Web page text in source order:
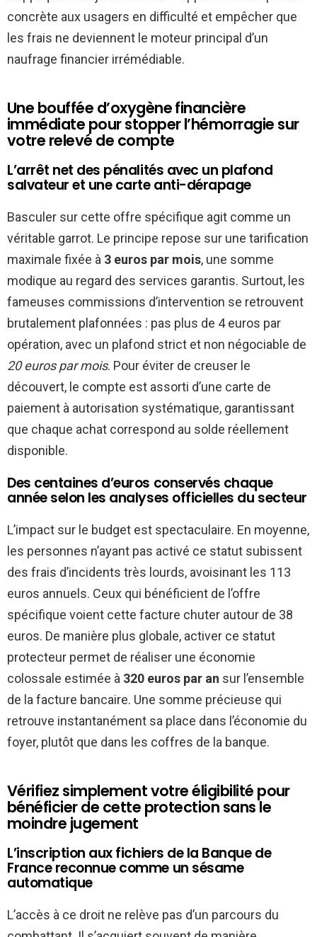
concrète aux usagers en difficulté et empêcher que
les frais ne deviennent le moteur principal d’un
naufrage financier irrémédiable.
Une bouffée d’oxygène financière
immédiate pour stopper l’hémorragie sur
votre relevé de compte
L’arrêt net des pénalités avec un plafond
salvateur et une carte anti-dérapage
Basculer sur cette offre spécifique agit comme un
véritable garrot. Le principe repose sur une tarification
maximale fixée à 3 euros par mois, une somme
modique au regard des services garantis. Surtout, les
fameuses commissions d’intervention se retrouvent
brutalement plafonnées : pas plus de 4 euros par
opération, avec un plafond strict et non négociable de
20 euros par mois. Pour éviter de creuser le
découvert, le compte est assorti d’une carte de
paiement à autorisation systématique, garantissant
que chaque achat correspond au solde réellement
disponible.
Des centaines d’euros conservés chaque
année selon les analyses officielles du secteur
L’impact sur le budget est spectaculaire. En moyenne,
les personnes n’ayant pas activé ce statut subissent
des frais d’incidents très lourds, avoisinant les 113
euros annuels. Ceux qui bénéficient de l’offre
spécifique voient cette facture chuter autour de 38
euros. De manière plus globale, activer ce statut
protecteur permet de réaliser une économie
colossale estimée à 320 euros par an sur l’ensemble
de la facture bancaire. Une somme précieuse qui
retrouve instantanément sa place dans l’économie du
foyer, plutôt que dans les coffres de la banque.
Vérifiez simplement votre éligibilité pour
bénéficier de cette protection sans le
moindre jugement
L’inscription aux fichiers de la Banque de
France reconnue comme un sésame
automatique
L’accès à ce droit ne relève pas d’un parcours du